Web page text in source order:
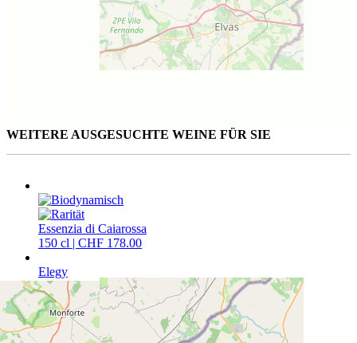
WEITERE AUSGESUCHTE WEINE FÜR SIE
Essenzia di Caiarossa
150 cl | CHF 178.00
Elegy
75 cl | CHF 89.00